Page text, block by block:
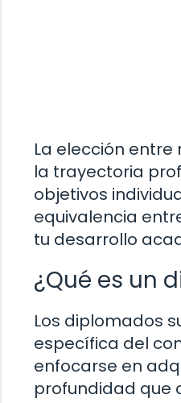
La elección
la trayectoria
objetivos
equivalencia
tu desarrollo
¿Qué es un
Los diplomados
específica del
enfocarse en
profundidad que